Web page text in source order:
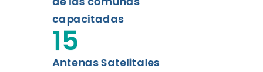
capacitadas
Antenas Satelitales
15